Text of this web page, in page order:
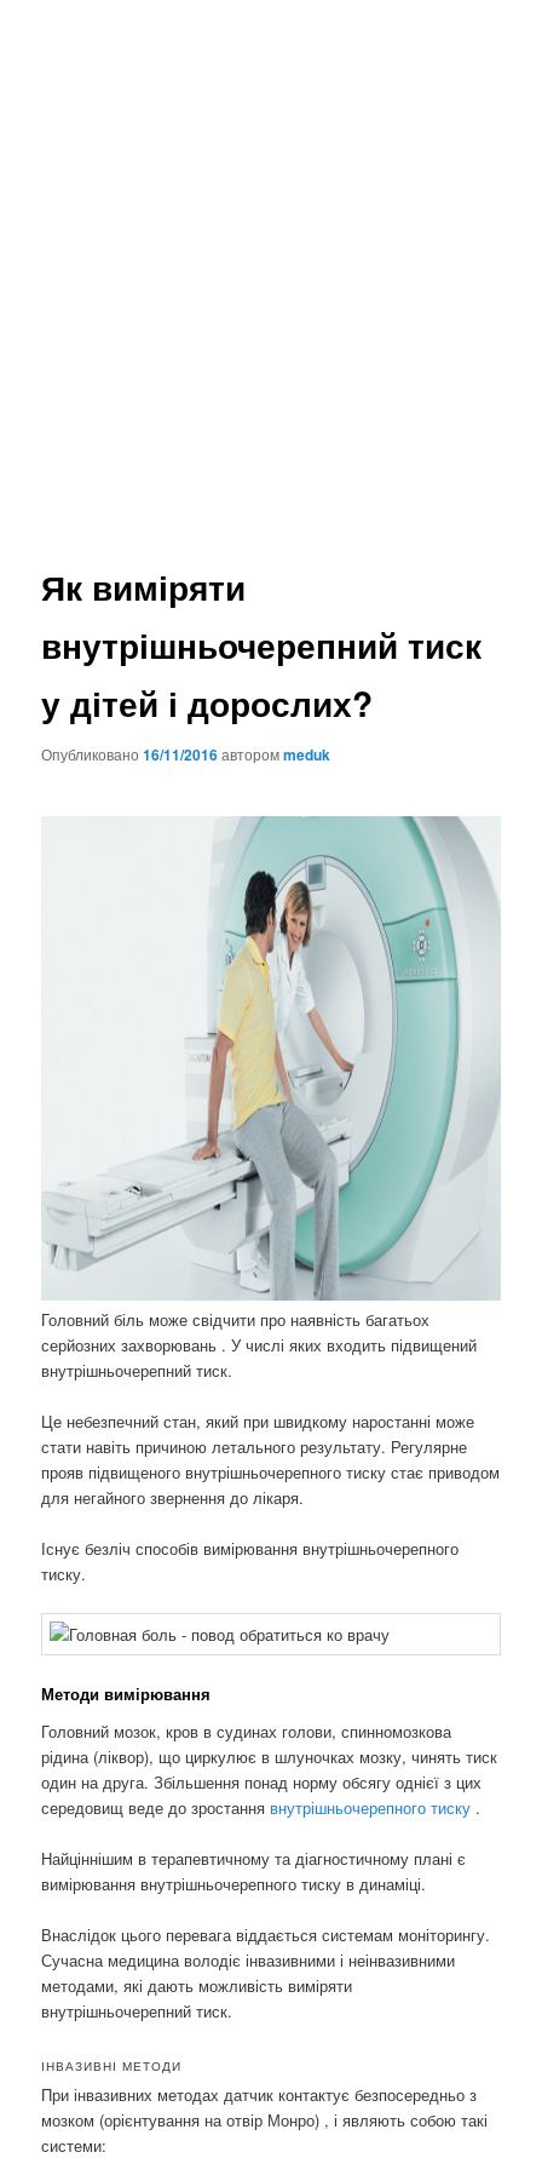
Як виміряти
внутрішньочерепний тиск
у дітей і дорослих?
Опубликовано16/11/2016авторомmeduk
Головний біль може свідчити про наявність багатьох
серйозних захворювань . У числі яких входить підвищений
внутрішньочерепний тиск.
Це небезпечний стан, який при швидкому наростанні може
стати навіть причиною летального результату. Регулярне
прояв підвищеного внутрішньочерепного тиску стає приводом
для негайного звернення до лікаря.
Існує безліч способів вимірювання внутрішньочерепного
тиску.
Методи вимірювання
Головний мозок, кров в судинах голови, спинномозкова
рідина (ліквор), що циркулює в шлуночках мозку, чинять тиск
один на друга. Збільшення понад норму обсягу однієї з цих
середовищ веде до зростання внутрішньочерепного тиску .
Найціннішим в терапевтичному та діагностичному плані є
вимірювання внутрішньочерепного тиску в динаміці.
Внаслідок цього перевага віддається системам моніторингу.
Сучасна медицина володіє інвазивними і неінвазивними
методами, які дають можливість виміряти
внутрішньочерепний тиск.
ІНВАЗИВНІ МЕТОДИ
При інвазивних методах датчик контактує безпосередньо з
мозком (орієнтування на отвір Монро) , і являють собою такі
системи: